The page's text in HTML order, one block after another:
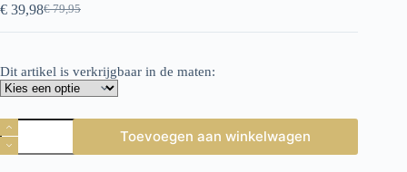
€79,95
Oorspronkelijke
prijs
€ 79,95.
€ 39,98Huidige
prijs
€ 39,98.
Dit artikel is verkrijgbaar in de maten:
Esqualo
Top
F25.27506
Toevoegen aan winkelwagen